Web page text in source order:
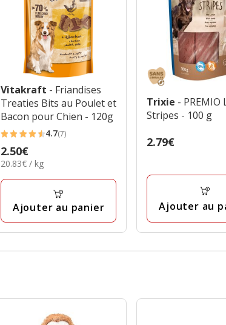
Vitakraft - Friandises
Treaties Bits au Poulet et
Bacon pour Chien - 120g
4.7
étoiles
avec
7
4.7(7)
Prix
2.50€
2.50€
20.83€
Kg
20.83€ / kg
Ajouter au panier
Trixie - PREMIO
Stripes - 100 g
Prix
2.79€
Ajouter au